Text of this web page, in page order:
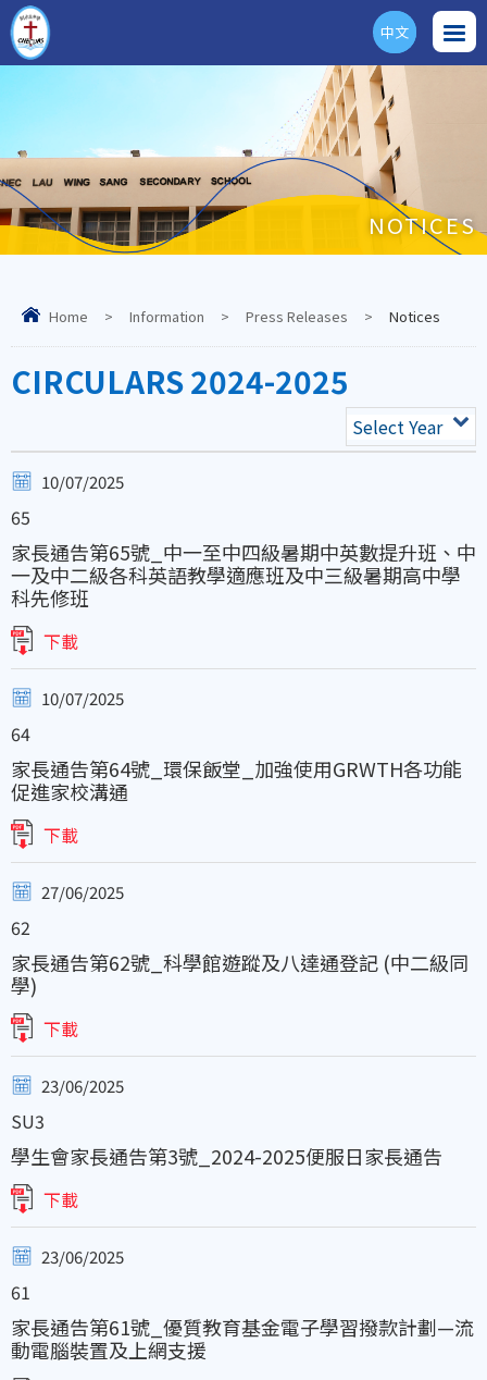
ENG
中文
NOTICES
Home > Information > Press Releases > Notices
CIRCULARS 2024-2025
Select Year
10/07/2025
65
家長通告第65號_中一至中四級暑期中英數提升班、中
一及中二級各科英語教學適應班及中三級暑期高中學
科先修班
下載
10/07/2025
64
家長通告第64號_環保飯堂_加強使用GRWTH各功能
促進家校溝通
下載
27/06/2025
62
家長通告第62號_科學館遊蹤及八達通登記 (中二級同
學)
下載
23/06/2025
SU3
學生會家長通告第3號_2024-2025便服日家長通告
下載
23/06/2025
61
家長通告第61號_優質教育基金電子學習撥款計劃—流
動電腦裝置及上網支援